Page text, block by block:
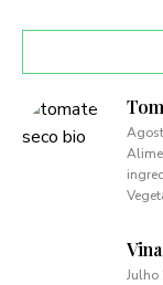
Julho